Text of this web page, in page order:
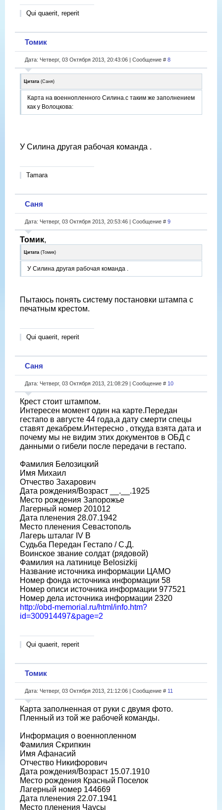
Qui quaerit, reperit
Томик
Дата: Четверг, 03 Октября 2013, 20:43:06 | Сообщение # 8
Цитата (Саня)
Карта на военнопленного Силина.с таким же заполнением
как у Волоцкова:
У Силина другая рабочая команда .
Tamara
Саня
Дата: Четверг, 03 Октября 2013, 20:53:46 | Сообщение # 9
Томик,
Цитата (Томик)
У Силина другая рабочая команда .
Пытаюсь понять систему постановки штампа с
печатным крестом.
Qui quaerit, reperit
Саня
Дата: Четверг, 03 Октября 2013, 21:08:29 | Сообщение # 10
Крест стоит штампом.
Интересен момент один на карте.Передан
гестапо в августе 44 года,а дату смерти спецы
ставят декабрем.Интересно , откуда взята дата и
почему мы не видим этих документов в ОБД с
данными о гибели после передачи в гестапо.
Фамилия Белозицкий
Имя Михаил
Отчество Захарович
Дата рождения/Возраст __.__.1925
Место рождения Запорожье
Лагерный номер 201012
Дата пленения 28.07.1942
Место пленения Севастополь
Лагерь шталаг IV B
Судьба Передан Гестапо / С.Д.
Воинское звание солдат (рядовой)
Фамилия на латинице Belosizkij
Название источника информации ЦАМО
Номер фонда источника информации 58
Номер описи источника информации 977521
Номер дела источника информации 2320
http://obd-memorial.ru/html/info.htm?
id=300914497&page=2
Qui quaerit, reperit
Томик
Дата: Четверг, 03 Октября 2013, 21:12:06 | Сообщение # 11
Карта заполненная от руки с двумя фото.
Пленный из той же рабочей команды.
Информация о военнопленном
Фамилия Скрипкин
Имя Афанасий
Отчество Никифорович
Дата рождения/Возраст 15.07.1910
Место рождения Красный Поселок
Лагерный номер 144669
Дата пленения 22.07.1941
Место пленения Чаусы